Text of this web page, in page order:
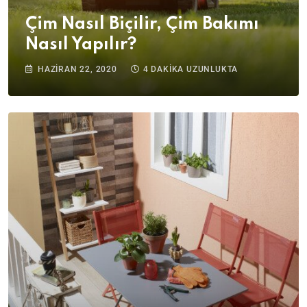
Çim Nasıl Biçilir, Çim Bakımı
Nasıl Yapılır?
HAZIRAN 22, 2020 4 DAKIKA UZUNLUKTA